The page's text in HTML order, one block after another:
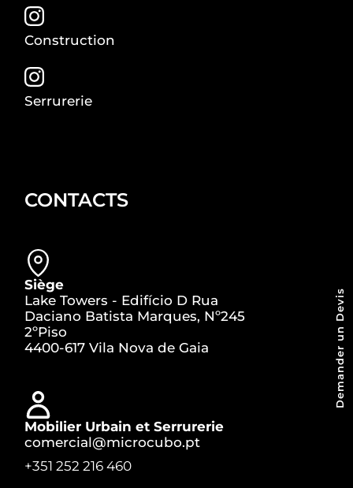
Construction
Serrurerie
CONTACTS
Siège
Lake Towers - Edifício D Rua
Daciano Batista Marques, Nº245
2ºPiso
4400-617 Vila Nova de Gaia
Mobilier Urbain et Serrurerie
comercial@microcubo.pt
+351 252 216 460
Demander un Devis